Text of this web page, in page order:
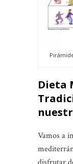
Dieta
Vamos a